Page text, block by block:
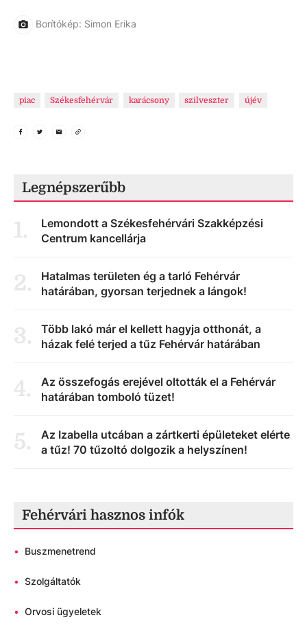
Borítókép: Simon Erika
piac Székesfehérvár karácsony szilveszter újév
Legnépszerűbb
1.
Lemondott a Székesfehérvári Szakképzési
Centrum kancellárja
2.
Hatalmas területen ég a tarló Fehérvár
határában, gyorsan terjednek a lángok!
3.
Több lakó már el kellett hagyja otthonát, a
házak felé terjed a tűz Fehérvár határában
4.
Az összefogás erejével oltották el a Fehérvár
határában tomboló tüzet!
5.
Az Izabella utcában a zártkerti épületeket elérte
a tűz! 70 tűzoltó dolgozik a helyszínen!
Fehérvári hasznos infók
• Buszmenetrend
• Szolgáltatók
• Orvosi ügyeletek